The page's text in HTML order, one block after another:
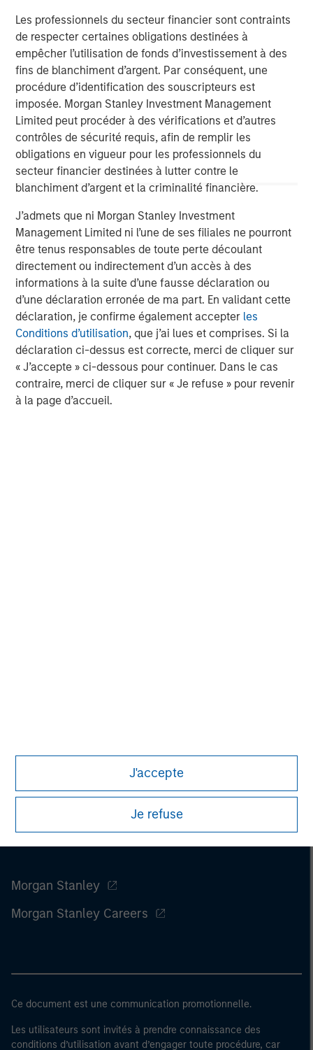
Les professionnels du secteur financier sont contraints
de respecter certaines obligations destinées à
empêcher l’utilisation de fonds d’investissement à des
fins de blanchiment d’argent. Par conséquent, une
procédure d’identification des souscripteurs est
imposée. Morgan Stanley Investment Management
Limited peut procéder à des vérifications et d’autres
contrôles de sécurité requis, afin de remplir les
obligations en vigueur pour les professionnels du
secteur financier destinées à lutter contre le
blanchiment d’argent et la criminalité financière.
J’admets que ni Morgan Stanley Investment
Management Limited ni l’une de ses filiales ne pourront
être tenus responsables de toute perte découlant
directement ou indirectement d’un accès à des
informations à la suite d’une fausse déclaration ou
d’une déclaration erronée de ma part. En validant cette
déclaration, je confirme également accepter les
Conditions d’utilisation, que j’ai lues et comprises. Si la
déclaration ci-dessus est correcte, merci de cliquer sur
« J’accepte » ci-dessous pour continuer. Dans le cas
contraire, merci de cliquer sur « Je refuse » pour revenir
à la page d’accueil.
J'accepte
Je refuse
5 AOÛT 2026
Risk Considerations:There is no assurance that a portfolio will
achieve its investment objective. Portfolios are subject to market
risk, which is the possibility that the market values of securities
owned by the portfolio will decline and that the value of
portfolio shares may therefore be less than what you paid for
them. Market values can change daily due to economic and
other events (e.g. natural disasters, health crises, terrorism,
conflicts, and social unrest) that affect markets, countries,
companies, or governments. It is difficult to predict the timing,
duration, and potential adverse effects (e.g. portfolio liquidity) of
events. Accordingly, you can lose money investing in this
portfolio. Please be aware that this portfolio may be subject to
certain additional risks. In general,equities securities’values
also fluctuate in response to activities specific to a company.
Investments in foreign marketsentail special risks such as
currency, political, economic, market and liquidity risks. The risks
of investing inemerging market countriesare greater than the
risks generally associated with investments in foreign developed
countries.
Morgan Stanley
Morgan Stanley Careers
Ce document est une communication promotionnelle.
Les utilisateurs sont invités à prendre connaissance des
conditions d’utilisation avant d’engager toute procédure, car